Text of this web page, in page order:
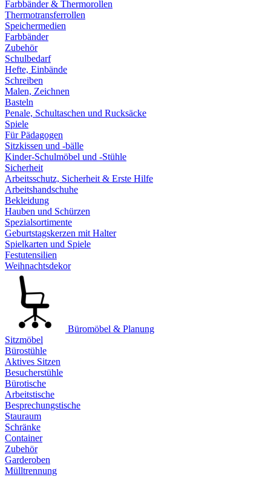
Farbbänder & Thermorollen
Thermotransferrollen
Speichermedien
Farbbänder
Zubehör
Schulbedarf
Hefte, Einbände
Schreiben
Malen, Zeichnen
Basteln
Penale, Schultaschen und Rucksäcke
Spiele
Für Pädagogen
Sitzkissen und -bälle
Kinder-Schulmöbel und -Stühle
Sicherheit
Arbeitsschutz, Sicherheit & Erste Hilfe
Arbeitshandschuhe
Bekleidung
Hauben und Schürzen
Spezialsortimente
Geburtstagskerzen mit Halter
Spielkarten und Spiele
Festutensilien
Weihnachtsdekor
Büromöbel & Planung
Sitzmöbel
Bürostühle
Aktives Sitzen
Besucherstühle
Bürotische
Arbeitstische
Besprechungstische
Stauraum
Schränke
Container
Zubehör
Garderoben
Mülltrennung